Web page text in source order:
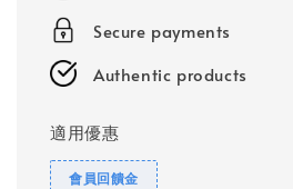
Secure payments
Authentic products
適用優惠
會員回饋金